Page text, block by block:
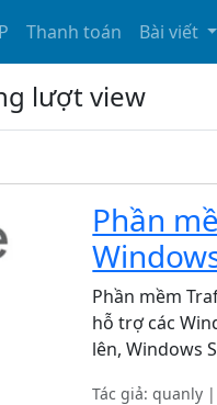
Thanh toán Bài viết
lượt view
Phần
Phần mềm
hỗ trợ các
lên, Windows
Tác giả: quanly